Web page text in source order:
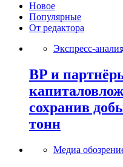
Новое
Популярные
От редактора
Экспресс-
BP и
сохранив
тонн
Медиа